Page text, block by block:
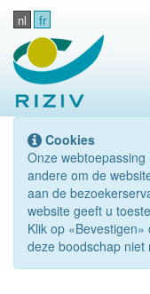
nl fr
Cookies
Onze
andere om de
aan de
website geeft u
Klik op
deze boodschap niet